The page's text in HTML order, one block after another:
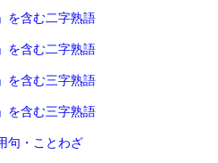
を含む二字熟語
を含む二字熟語
を含む三字熟語
を含む三字熟語
句・ことわざ